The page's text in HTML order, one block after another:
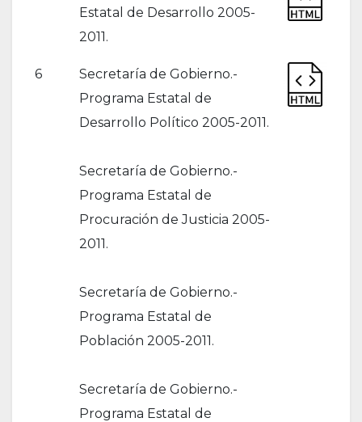
Estatal de Desarrollo 2005-
2011.
6
Secretaría de Gobierno.-
Programa Estatal de
Desarrollo Político 2005-2011.
Secretaría de Gobierno.-
Programa Estatal de
Procuración de Justicia 2005-
2011.
Secretaría de Gobierno.-
Programa Estatal de
Población 2005-2011.
Secretaría de Gobierno.-
Programa Estatal de